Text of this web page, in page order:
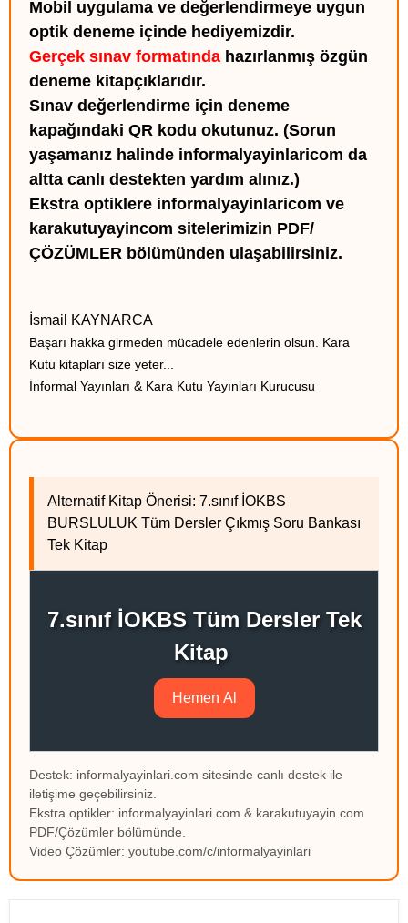
Mobil uygulama ve değerlendirmeye uygun
optik deneme içinde hediyemizdir.
Gerçek sınav formatında hazırlanmış özgün
deneme kitapçıklarıdır.
Sınav değerlendirme için deneme
kapağındaki QR kodu okutunuz. (Sorun
yaşamanız halinde informalyayinlaricom da
altta canlı destekten yardım alınız.)
Ekstra optiklere informalyayinlaricom ve
karakutuyayincom sitelerimizin PDF/
ÇÖZÜMLER bölümünden ulaşabilirsiniz.
İsmail KAYNARCA
Başarı hakka girmeden mücadele edenlerin olsun. Kara
Kutu kitapları size yeter...
İnformal Yayınları & Kara Kutu Yayınları Kurucusu
Alternatif Kitap Önerisi: 7.sınıf İOKBS
BURSLULUK Tüm Dersler Çıkmış Soru Bankası
Tek Kitap
7.sınıf İOKBS Tüm Dersler Tek
Kitap
Hemen Al
Destek: informalyayinlari.com sitesinde canlı destek ile
iletişime geçebilirsiniz.
Ekstra optikler: informalyayinlari.com & karakutuyayin.com
PDF/Çözümler bölümünde.
Video Çözümler: youtube.com/c/informalyayinlari